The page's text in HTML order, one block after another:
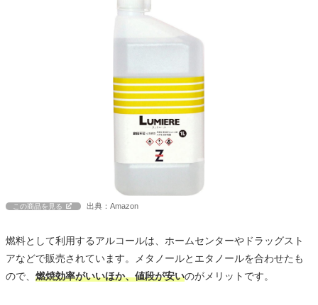
この商品を見る 出典：Amazon
燃料として利用するアルコールは、ホームセンターやドラッグスト
アなどで販売されています。メタノールとエタノールを合わせたも
ので、 燃焼効率がいいほか、値段が安いのがメリットです。